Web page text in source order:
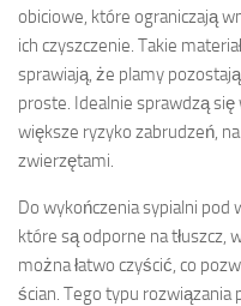
obiciowe, które ograniczają
ich czyszczenie. Takie
sprawiają, że plamy
proste. Idealnie sprawdzą
większe ryzyko zabrudzeń,
zwierzętami.
Do wykończenia sypialni pod
które są odporne na tłuszcz,
można łatwo czyścić, co
ścian. Tego typu rozwiązania